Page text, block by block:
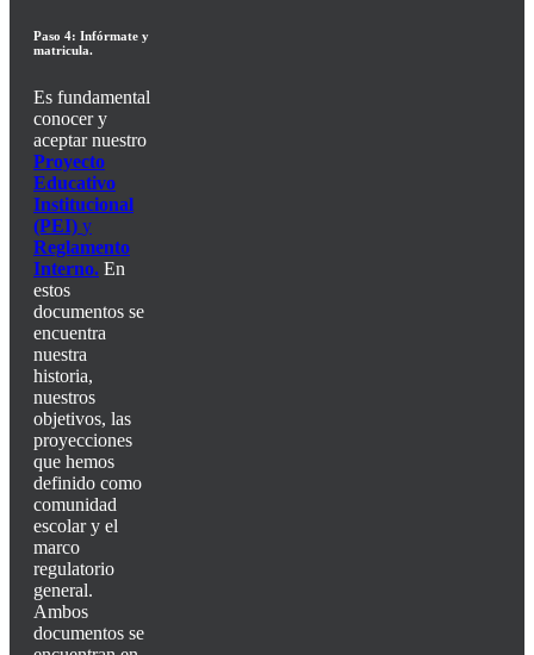
Paso 4: Infórmate y
matricula.
Es fundamental
conocer y
aceptar nuestro
Proyecto
Educativo
Institucional
(PEI) y
Reglamento
Interno. En
estos
documentos se
encuentra
nuestra
historia,
nuestros
objetivos, las
proyecciones
que hemos
definido como
comunidad
escolar y el
marco
regulatorio
general.
Ambos
documentos se